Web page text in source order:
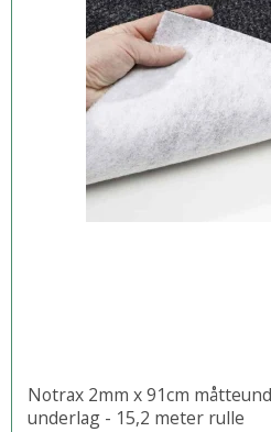
Notrax 2mm x 91cm
underlag - 15,2 meter rulle